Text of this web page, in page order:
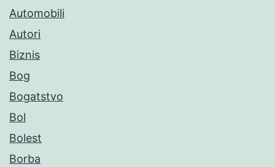
Automobili
Autori
Biznis
Bog
Bogatstvo
Bol
Bolest
Borba